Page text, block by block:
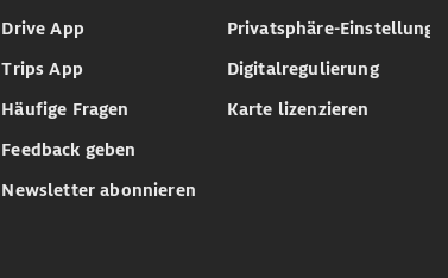
Drive App
Trips App
Häufige Fragen
Feedback geben
Newsletter abonnieren
Privatsphäre-Einstellungen
Digitalregulierung
Karte lizenzieren